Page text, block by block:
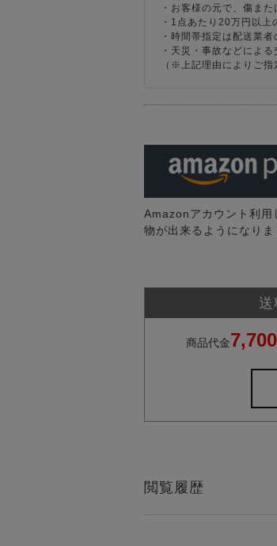
・お客様の元で、傷ま
・1点あたり20万円以
・時間帯指定は配送業
・天災・事故などによ
（※上記理由によりご
Amazonアカウント利用
物が出来るようになりま
商品代金
閲覧履歴